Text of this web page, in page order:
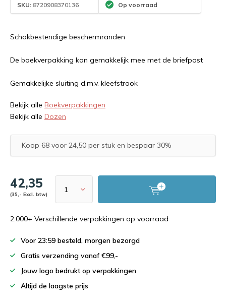
SKU: 8720908370136 Op voorraad
Schokbestendige beschermranden
De boekverpakking kan gemakkelijk mee met de briefpost
Gemakkelijke sluiting d.m.v. kleefstrook
Bekijk alle Boekverpakkingen
Bekijk alle Dozen
Koop 68 voor 24,50 per stuk en bespaar 30%
42,35
(35,- Excl. btw)
2.000+ Verschillende verpakkingen op voorraad
Voor 23:59 besteld, morgen bezorgd
Gratis verzending vanaf €99,-
Jouw logo bedrukt op verpakkingen
Altijd de laagste prijs